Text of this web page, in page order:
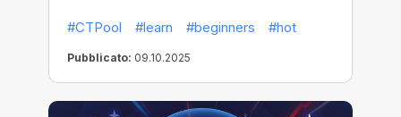
#CTPool
#learn #beginners #hot
Pubblicato: 09.10.2025